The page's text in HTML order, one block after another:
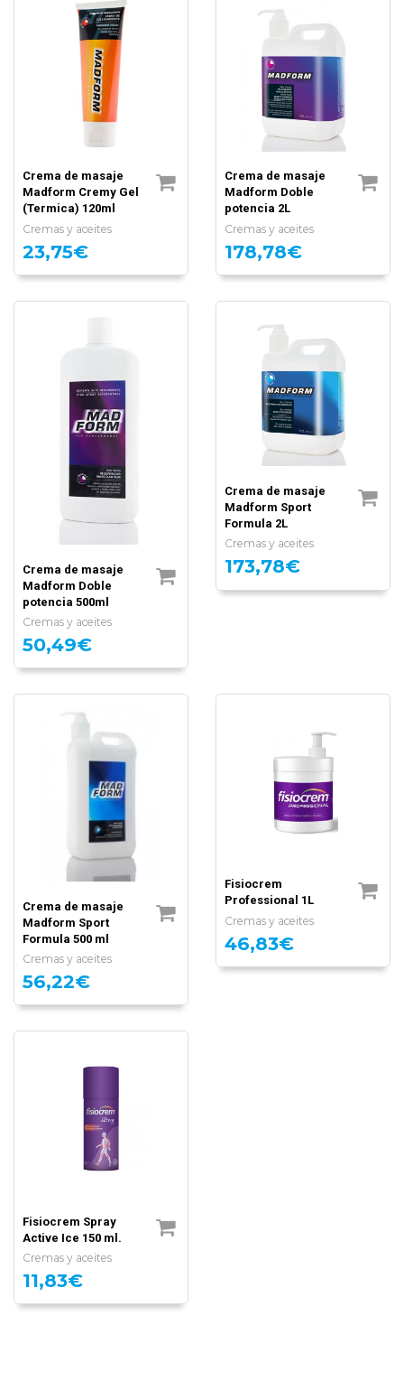
Crema de masaje
Madform Cremy Gel
(Termica) 120ml
Cremas y aceites
23,75€
Crema de masaje
Madform Doble
potencia 2L
Cremas y aceites
178,78€
Crema de masaje
Madform Doble
potencia 500ml
Cremas y aceites
50,49€
Crema de masaje
Madform Sport
Formula 2L
Cremas y aceites
173,78€
Crema de masaje
Madform Sport
Formula 500 ml
Cremas y aceites
56,22€
Fisiocrem
Professional 1L
Cremas y aceites
46,83€
Fisiocrem Spray
Active Ice 150 ml.
Cremas y aceites
11,83€